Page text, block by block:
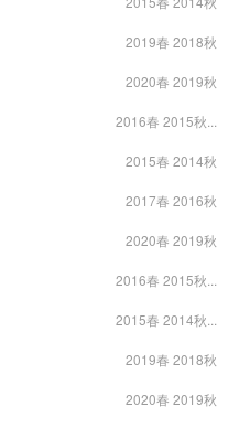
2019春 2018秋
2020春 2019秋
2016春 2015秋...
2015春 2014秋
2017春 2016秋
2020春 2019秋
2016春 2015秋...
2015春 2014秋...
2019春 2018秋
2020春 2019秋